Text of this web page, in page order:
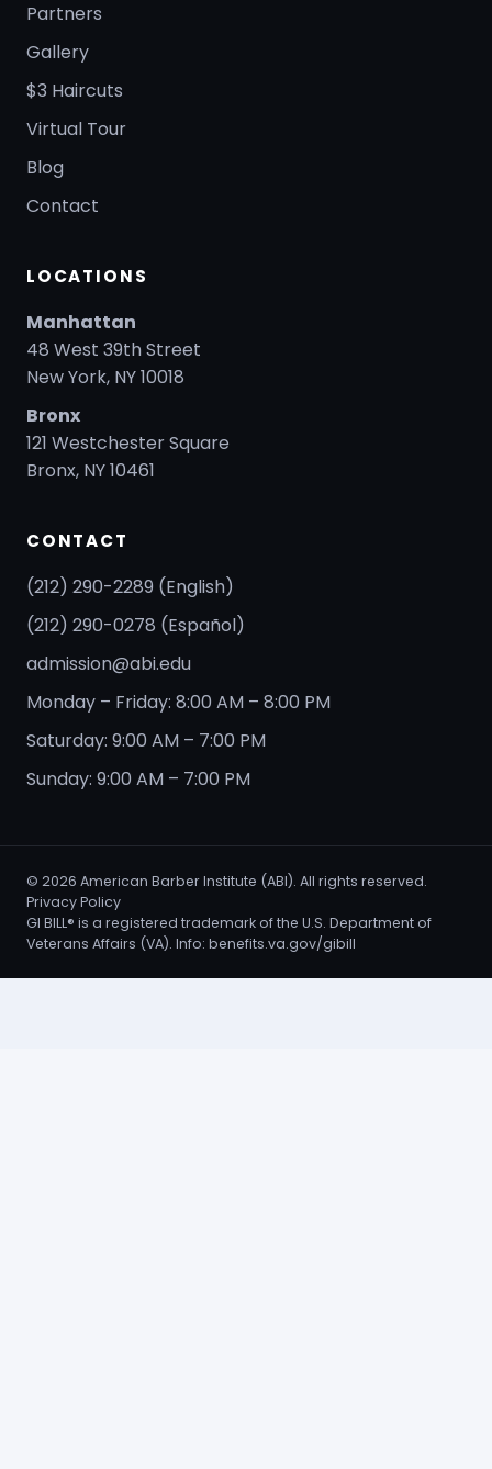
Partners
Gallery
$3 Haircuts
Virtual Tour
Blog
Contact
LOCATIONS
Manhattan
48 West 39th Street
New York, NY 10018
Bronx
121 Westchester Square
Bronx, NY 10461
CONTACT
(212) 290-2289 (English)
(212) 290-0278 (Español)
admission@abi.edu
Monday – Friday: 8:00 AM – 8:00 PM
Saturday: 9:00 AM – 7:00 PM
Sunday: 9:00 AM – 7:00 PM
© 2026 American Barber Institute (ABI). All rights reserved.
Privacy Policy
GI BILL® is a registered trademark of the U.S. Department of
Veterans Affairs (VA). Info: benefits.va.gov/gibill